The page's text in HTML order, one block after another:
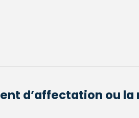
d’affectation ou